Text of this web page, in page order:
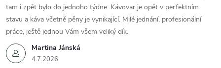
Martina Jánská
4.7.2026
tam i zpět bylo do jednoho týdne. Kávovar je opět v perfektním
stavu a káva včetně pěny je vynikající. Milé jednání, profesionální
práce, ještě jednou Vám všem veliký dík.